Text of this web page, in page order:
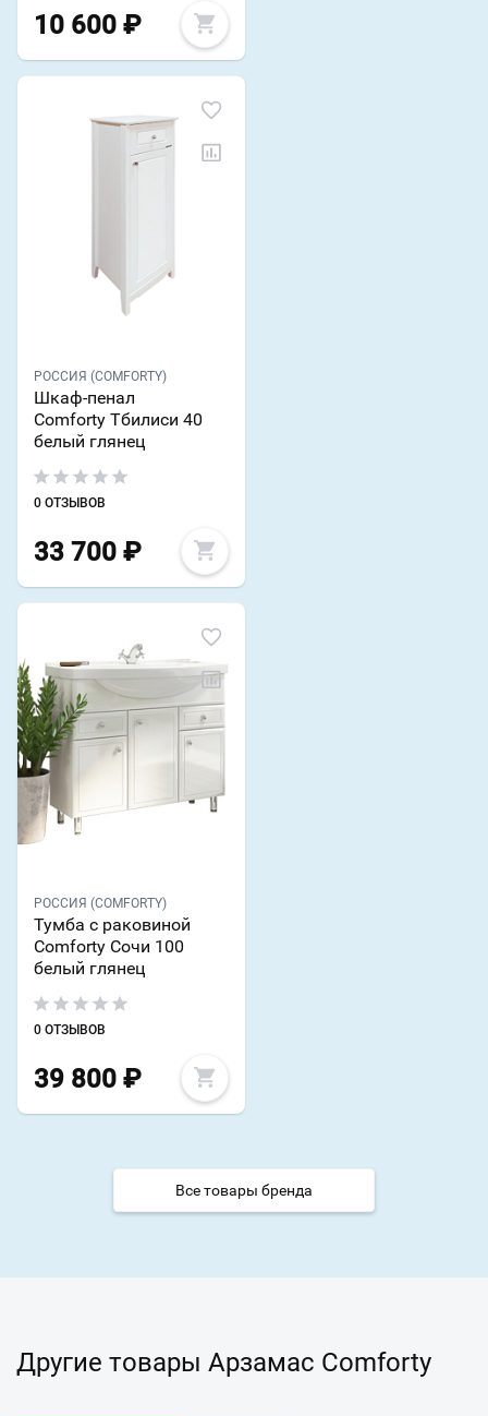
10 600 ₽
РОССИЯ (COMFORTY)
Шкаф-пенал
Comforty Тбилиси 40
белый глянец
0 ОТЗЫВОВ
33 700 ₽
РОССИЯ (COMFORTY)
Тумба с раковиной
Comforty Сочи 100
белый глянец
0 ОТЗЫВОВ
39 800 ₽
Все товары бренда
Другие товары Арзамас Comforty